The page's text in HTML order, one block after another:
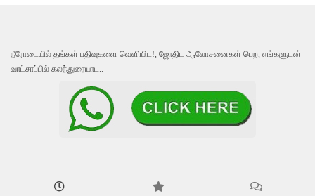
நீரோடையில் தங்கள் பதிவுகளை வெளியிட!, ஜோதிட ஆலோசனைகள் பெற, எங்களுடன்
வாட்சாப்பில் கலந்துரையாட..